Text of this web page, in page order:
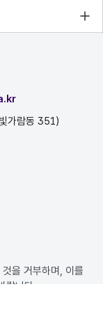
가람동 351)
을 거부하며, 이를
랍니다.